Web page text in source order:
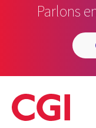
Parlons